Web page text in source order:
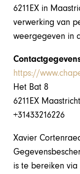
6211EX in
verwerking van
weergegeven in
https://
Het Bat 8
6211EX Maastricht
+31433216226
Xavier
is te bereiken via